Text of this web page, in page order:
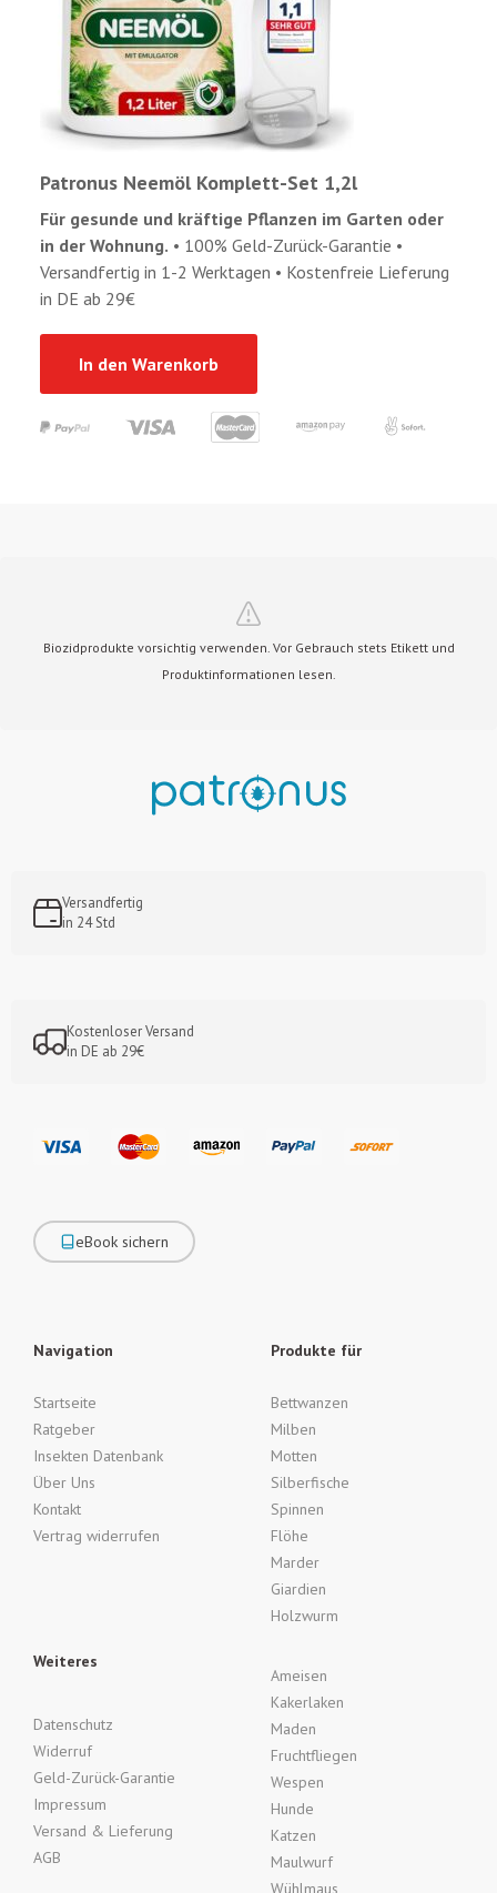
Patronus Neemöl Komplett-Set 1,2l
Für gesunde und kräftige Pflanzen im Garten oder
in der Wohnung. • 100% Geld-Zurück-Garantie •
Versandfertig in 1-2 Werktagen • Kostenfreie Lieferung
in DE ab 29€
In den Warenkorb
Versandfertig
in 24 Std
Kostenloser Versand
in DE ab 29€
eBook sichern
Navigation
Startseite
Ratgeber
Insekten Datenbank
Über Uns
Kontakt
Vertrag widerrufen
Produkte für
Bettwanzen
Milben
Motten
Silberfische
Spinnen
Flöhe
Marder
Giardien
Holzwurm
Weiteres
Datenschutz
Widerruf
Geld-Zurück-Garantie
Impressum
Versand & Lieferung
AGB
Ameisen
Kakerlaken
Maden
Fruchtfliegen
Wespen
Hunde
Katzen
Maulwurf
Wühlmaus
Biozidprodukte vorsichtig verwenden. Vor Gebrauch stets Etikett und
Produktinformationen lesen.